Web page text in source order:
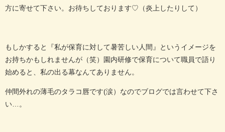
方に寄せて下さい。お待ちしております♡（炎上したりして）
もしかすると『私が保育に対して暑苦しい人間』というイメージを
お持ちかもしれませんが（笑）園内研修で保育について職員で語り
始めると、私の出る幕なんてありません。
仲間外れの薄毛のタラコ唇です(涙）なのでブログでは言わせて下さ
い…。